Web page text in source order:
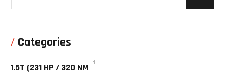
Categories
1.5T (231 HP / 320 NM 1